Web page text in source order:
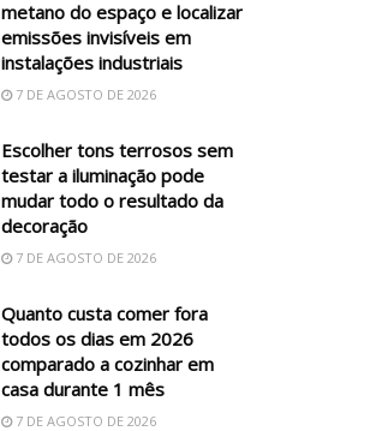
metano do espaço e localizar
emissões invisíveis em
instalações industriais
7 DE AGOSTO DE 2026
Escolher tons terrosos sem
testar a iluminação pode
mudar todo o resultado da
decoração
7 DE AGOSTO DE 2026
Quanto custa comer fora
todos os dias em 2026
comparado a cozinhar em
casa durante 1 mês
7 DE AGOSTO DE 2026